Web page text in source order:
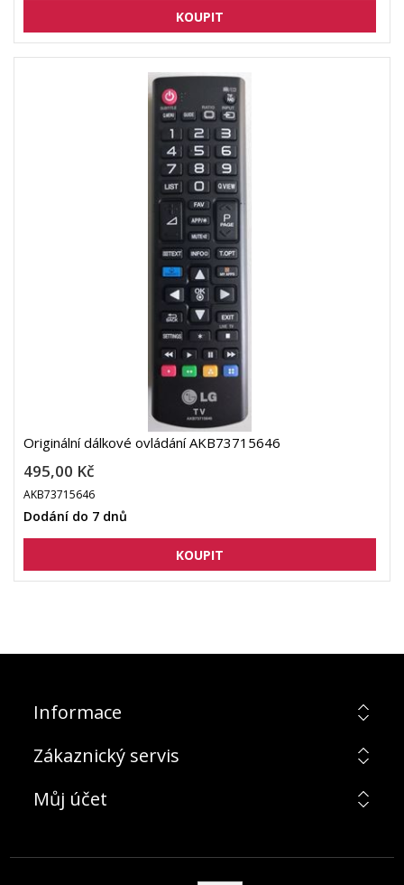
Originální dálkové ovládání AKB73715646
495,00 Kč
AKB73715646
Dodání do 7 dnů
Informace
Zákaznický servis
Můj účet